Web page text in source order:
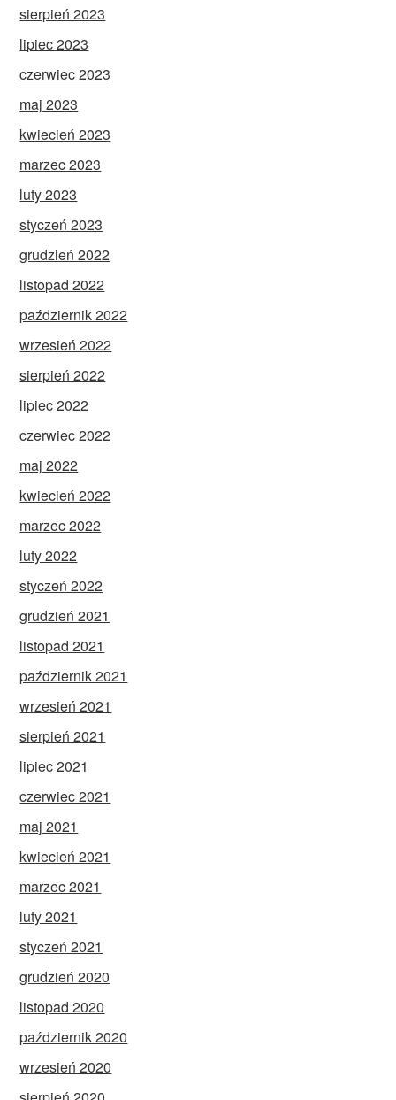
sierpień 2023
lipiec 2023
czerwiec 2023
maj 2023
kwiecień 2023
marzec 2023
luty 2023
styczeń 2023
grudzień 2022
listopad 2022
październik 2022
wrzesień 2022
sierpień 2022
lipiec 2022
czerwiec 2022
maj 2022
kwiecień 2022
marzec 2022
luty 2022
styczeń 2022
grudzień 2021
listopad 2021
październik 2021
wrzesień 2021
sierpień 2021
lipiec 2021
czerwiec 2021
maj 2021
kwiecień 2021
marzec 2021
luty 2021
styczeń 2021
grudzień 2020
listopad 2020
październik 2020
wrzesień 2020